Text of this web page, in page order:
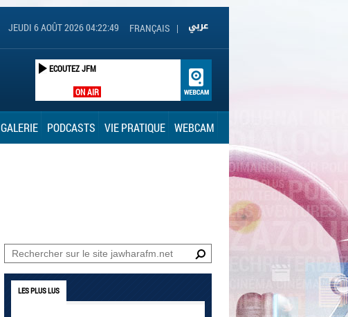
FRANÇAIS |
JEUDI 6 AOÛT 2026 04:22:50
ON AIR
ECOUTEZ JFM
GALERIE PODCASTS VIE PRATIQUE WEBCAM
LES PLUS LUS